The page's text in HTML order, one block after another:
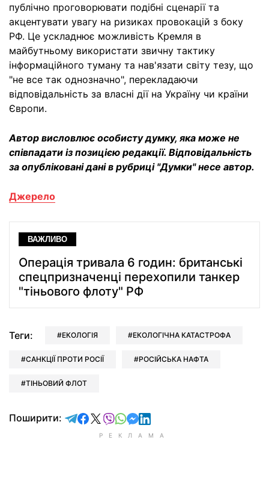
публічно проговорювати подібні сценарії та
акцентувати увагу на ризиках провокацій з боку
РФ. Це ускладнює можливість Кремля в
майбутньому використати звичну тактику
інформаційного туману та нав'язати світу тезу, що
"не все так однозначно", перекладаючи
відповідальність за власні дії на Україну чи країни
Європи.
Автор висловлює особисту думку, яка може не
співпадати із позицією редакції. Відповідальність
за опубліковані дані в рубриці "Думки" несе автор.
Джерело
ВАЖЛИВО
Операція тривала 6 годин: британські
спецпризначенці перехопили танкер
"тіньового флоту" РФ
Теги: ЕКОЛОГІЯ ЕКОЛОГІЧНА КАТАСТРОФА
САНКЦІЇ ПРОТИ РОСІЇ РОСІЙСЬКА НАФТА
ТІНЬОВИЙ ФЛОТ
Поширити: відправити у Telegram
поділитись у Facebook
поділитись у X
відправити у Viber
відправити у Whatsapp
відправити у Messenger
відправити у LinkedIn